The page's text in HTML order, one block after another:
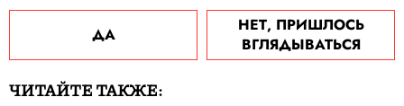
ДА
НЕТ, ПРИШЛОСЬ
ВГЛЯДЫВАТЬСЯ
ЧИТАЙТЕ ТАКЖЕ: